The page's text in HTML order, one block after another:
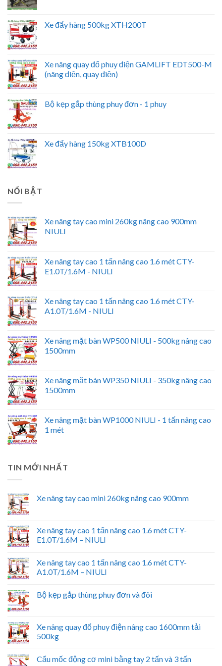
Xe đẩy hàng 500kg XTH200T
Xe nâng quay đổ phuy điện GAMLIFT EDT500-M
(nâng điện, quay điện)
Bộ kẹp gắp thùng phuy đơn - 1 phuy
Xe đẩy hàng 150kg XTB100D
NỔI BẬT
Xe nâng tay cao mini 260kg nâng cao 900mm
NIULI
Xe nâng tay cao 1 tấn nâng cao 1.6 mét CTY-
E1.0T/1.6M - NIULI
Xe nâng tay cao 1 tấn nâng cao 1.6 mét CTY-
A1.0T/1.6M - NIULI
Xe nâng mặt bàn WP500 NIULI - 500kg nâng cao
1500mm
Xe nâng mặt bàn WP350 NIULI - 350kg nâng cao
1500mm
Xe nâng mặt bàn WP1000 NIULI - 1 tấn nâng cao
1 mét
TIN MỚI NHẤT
Xe nâng tay cao mini 260kg nâng cao 900mm
Xe nâng tay cao 1 tấn nâng cao 1.6 mét CTY-
E1.0T/1.6M – NIULI
Xe nâng tay cao 1 tấn nâng cao 1.6 mét CTY-
A1.0T/1.6M – NIULI
Bộ kẹp gắp thùng phuy đơn và đôi
Xe nâng quay đổ phuy điện nâng cao 1600mm tải
500kg
Cẩu mốc động cơ mini bằng tay 2 tấn và 3 tấn